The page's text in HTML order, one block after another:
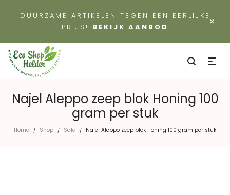
×
DUURZAME ARTIKELEN TEGEN EEN EERLIJKE
PRIJS! BEKIJK AANBOD
Najel Aleppo zeep blok Honing 100
gram per stuk
Home / Shop / Sale / Najel Aleppo zeep blok Honing 100 gram per stuk